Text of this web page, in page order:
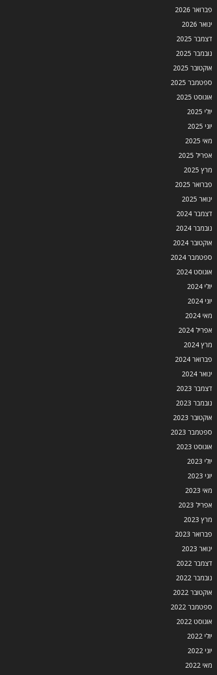
פברואר 2026
ינואר 2026
דצמבר 2025
נובמבר 2025
אוקטובר 2025
ספטמבר 2025
אוגוסט 2025
יולי 2025
יוני 2025
מאי 2025
אפריל 2025
מרץ 2025
פברואר 2025
ינואר 2025
דצמבר 2024
נובמבר 2024
אוקטובר 2024
ספטמבר 2024
אוגוסט 2024
יולי 2024
יוני 2024
מאי 2024
אפריל 2024
מרץ 2024
פברואר 2024
ינואר 2024
דצמבר 2023
נובמבר 2023
אוקטובר 2023
ספטמבר 2023
אוגוסט 2023
יולי 2023
יוני 2023
מאי 2023
אפריל 2023
מרץ 2023
פברואר 2023
ינואר 2023
דצמבר 2022
נובמבר 2022
אוקטובר 2022
ספטמבר 2022
אוגוסט 2022
יולי 2022
יוני 2022
מאי 2022